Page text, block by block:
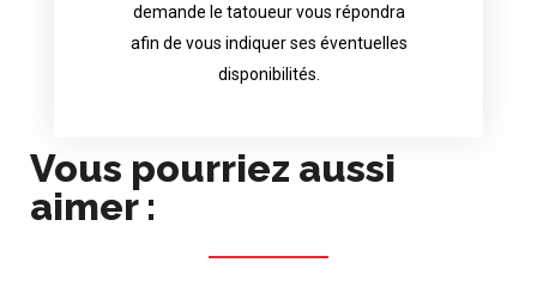
demande le tatoueur vous répondra
afin de vous indiquer ses éventuelles
disponibilités.
Contact directly the artist of your
choice because most are in great
Vous pourriez aussi
aimer :